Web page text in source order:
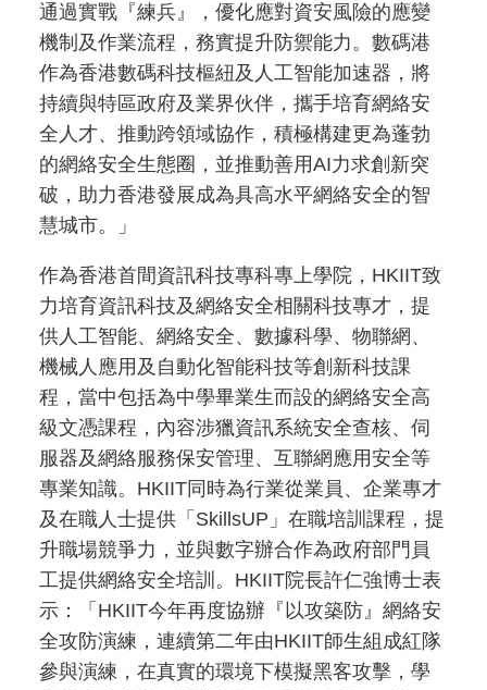
通過實戰『練兵』，優化應對資安風險的應變
機制及作業流程，務實提升防禦能力。數碼港
作為香港數碼科技樞紐及人工智能加速器，將
持續與特區政府及業界伙伴，攜手培育網絡安
全人才、推動跨領域協作，積極構建更為蓬勃
的網絡安全生態圈，並推動善用AI力求創新突
破，助力香港發展成為具高水平網絡安全的智
慧城市。」
作為香港首間資訊科技專科專上學院，HKIIT致
力培育資訊科技及網絡安全相關科技專才，提
供人工智能、網絡安全、數據科學、物聯網、
機械人應用及自動化智能科技等創新科技課
程，當中包括為中學畢業生而設的網絡安全高
級文憑課程，內容涉獵資訊系統安全查核、伺
服器及網絡服務保安管理、互聯網應用安全等
專業知識。HKIIT同時為行業從業員、企業專才
及在職人士提供「SkillsUP」在職培訓課程，提
升職場競爭力，並與數字辦合作為政府部門員
工提供網絡安全培訓。HKIIT院長許仁強博士表
示：「HKIIT今年再度協辦『以攻築防』網絡安
全攻防演練，連續第二年由HKIIT師生組成紅隊
參與演練，在真實的環境下模擬黑客攻擊，學